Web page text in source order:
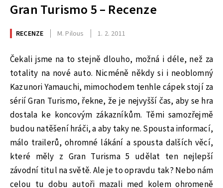
Gran Turismo 5 – Recenze
RECENZE M. Pilous 1. 2. 2011
Čekali jsme na to stejně dlouho, možná i déle, než za
totality na nové auto. Nicméně někdy si i neoblomný
Kazunori Yamauchi, mimochodem tenhle cápek stojí za
sérií Gran Turismo, řekne, že je nejvyšší čas, aby se hra
dostala ke koncovým zákazníkům. Těmi samozřejmě
budou natěšení hráči, a aby taky ne. Spousta informací,
málo trailerů, ohromné lákání a spousta dalších věcí,
které měly z Gran Turisma 5 udělat ten nejlepší
závodní titul na světě. Ale je to opravdu tak? Nebo nám
celou tu dobu autoři mazali med kolem ohromeně